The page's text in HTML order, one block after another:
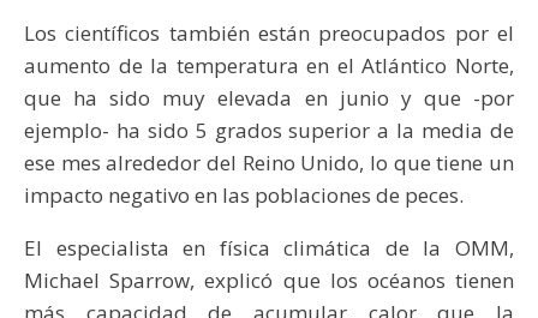
Los científicos también están preocupados por el
aumento de la temperatura en el Atlántico Norte,
que ha sido muy elevada en junio y que -por
ejemplo- ha sido 5 grados superior a la media de
ese mes alrededor del Reino Unido, lo que tiene un
impacto negativo en las poblaciones de peces.
El especialista en física climática de la OMM,
Michael Sparrow, explicó que los océanos tienen
más capacidad de acumular calor que la